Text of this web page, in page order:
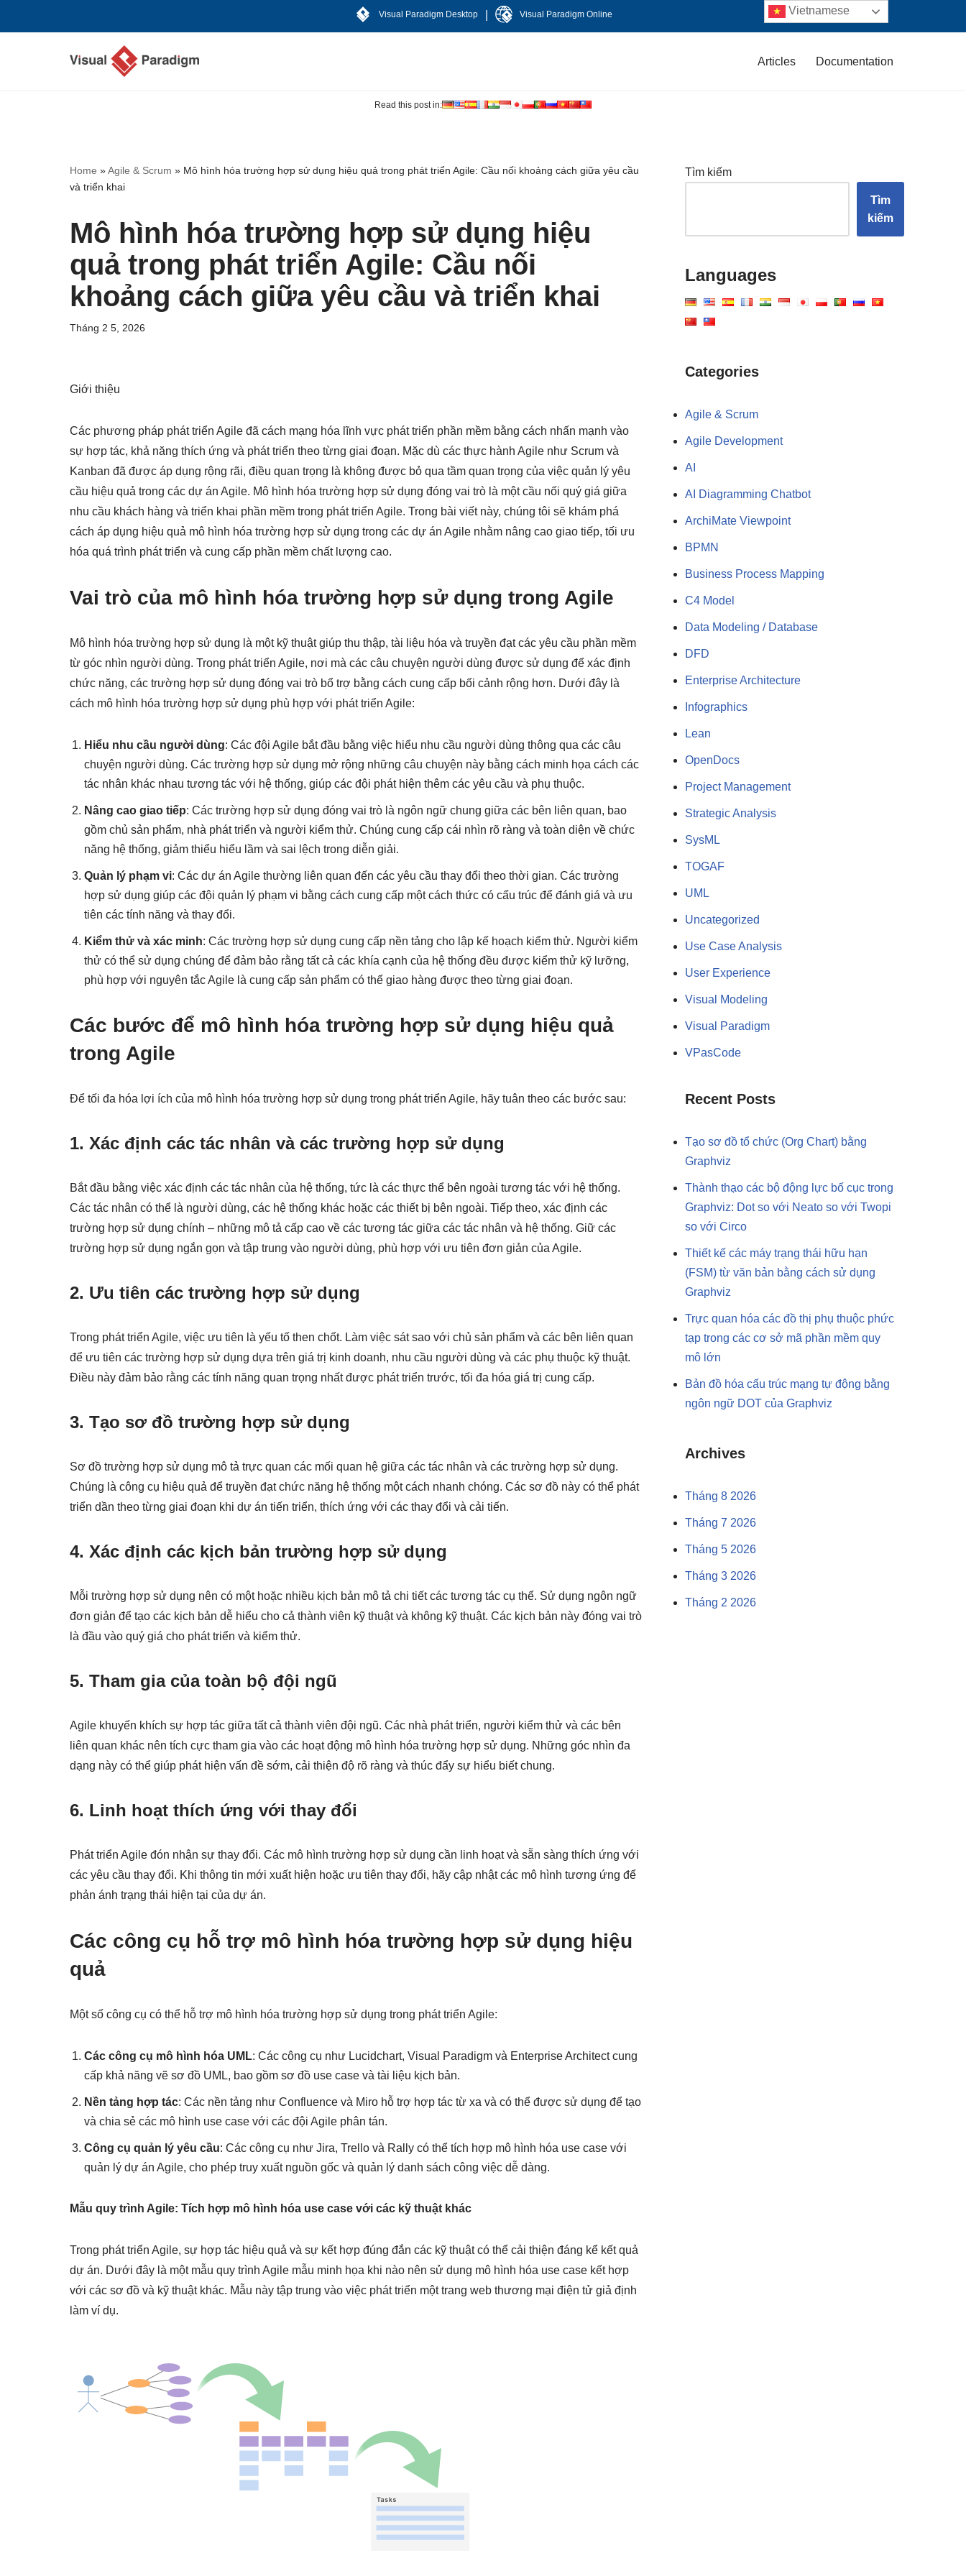
Visual Paradigm Desktop Visual Paradigm Online
Articles Documentation
Read this post in:
Home »Agile & Scrum » Mô hình hóa trường hợp sử dụng hiệu quả trong phát triển Agile: Cầu nối khoảng cách giữa yêu cầu
và triển khai
Mô hình hóa trường hợp sử dụng hiệu
quả trong phát triển Agile: Cầu nối
khoảng cách giữa yêu cầu và triển khai
Tháng 2 5, 2026
Giới thiệu
Các phương pháp phát triển Agile đã cách mạng hóa lĩnh vực phát triển phần mềm bằng cách nhấn mạnh vào
sự hợp tác, khả năng thích ứng và phát triển theo từng giai đoạn. Mặc dù các thực hành Agile như Scrum và
Kanban đã được áp dụng rộng rãi, điều quan trọng là không được bỏ qua tầm quan trọng của việc quản lý yêu
cầu hiệu quả trong các dự án Agile. Mô hình hóa trường hợp sử dụng đóng vai trò là một cầu nối quý giá giữa
nhu cầu khách hàng và triển khai phần mềm trong phát triển Agile. Trong bài viết này, chúng tôi sẽ khám phá
cách áp dụng hiệu quả mô hình hóa trường hợp sử dụng trong các dự án Agile nhằm nâng cao giao tiếp, tối ưu
hóa quá trình phát triển và cung cấp phần mềm chất lượng cao.
Vai trò của mô hình hóa trường hợp sử dụng trong Agile
Mô hình hóa trường hợp sử dụng là một kỹ thuật giúp thu thập, tài liệu hóa và truyền đạt các yêu cầu phần mềm
từ góc nhìn người dùng. Trong phát triển Agile, nơi mà các câu chuyện người dùng được sử dụng để xác định
chức năng, các trường hợp sử dụng đóng vai trò bổ trợ bằng cách cung cấp bối cảnh rộng hơn. Dưới đây là
cách mô hình hóa trường hợp sử dụng phù hợp với phát triển Agile:
Hiểu nhu cầu người dùng: Các đội Agile bắt đầu bằng việc hiểu nhu cầu người dùng thông qua các câu
chuyện người dùng. Các trường hợp sử dụng mở rộng những câu chuyện này bằng cách minh họa cách các
tác nhân khác nhau tương tác với hệ thống, giúp các đội phát hiện thêm các yêu cầu và phụ thuộc.
Nâng cao giao tiếp: Các trường hợp sử dụng đóng vai trò là ngôn ngữ chung giữa các bên liên quan, bao
gồm chủ sản phẩm, nhà phát triển và người kiểm thử. Chúng cung cấp cái nhìn rõ ràng và toàn diện về chức
năng hệ thống, giảm thiểu hiểu lầm và sai lệch trong diễn giải.
Quản lý phạm vi: Các dự án Agile thường liên quan đến các yêu cầu thay đổi theo thời gian. Các trường
hợp sử dụng giúp các đội quản lý phạm vi bằng cách cung cấp một cách thức có cấu trúc để đánh giá và ưu
tiên các tính năng và thay đổi.
Kiểm thử và xác minh: Các trường hợp sử dụng cung cấp nền tảng cho lập kế hoạch kiểm thử. Người kiểm
thử có thể sử dụng chúng để đảm bảo rằng tất cả các khía cạnh của hệ thống đều được kiểm thử kỹ lưỡng,
phù hợp với nguyên tắc Agile là cung cấp sản phẩm có thể giao hàng được theo từng giai đoạn.
Các bước để mô hình hóa trường hợp sử dụng hiệu quả
trong Agile
Để tối đa hóa lợi ích của mô hình hóa trường hợp sử dụng trong phát triển Agile, hãy tuân theo các bước sau:
1. Xác định các tác nhân và các trường hợp sử dụng
Bắt đầu bằng việc xác định các tác nhân của hệ thống, tức là các thực thể bên ngoài tương tác với hệ thống.
Các tác nhân có thể là người dùng, các hệ thống khác hoặc các thiết bị bên ngoài. Tiếp theo, xác định các
trường hợp sử dụng chính – những mô tả cấp cao về các tương tác giữa các tác nhân và hệ thống. Giữ các
trường hợp sử dụng ngắn gọn và tập trung vào người dùng, phù hợp với ưu tiên đơn giản của Agile.
2. Ưu tiên các trường hợp sử dụng
Trong phát triển Agile, việc ưu tiên là yếu tố then chốt. Làm việc sát sao với chủ sản phẩm và các bên liên quan
để ưu tiên các trường hợp sử dụng dựa trên giá trị kinh doanh, nhu cầu người dùng và các phụ thuộc kỹ thuật.
Điều này đảm bảo rằng các tính năng quan trọng nhất được phát triển trước, tối đa hóa giá trị cung cấp.
3. Tạo sơ đồ trường hợp sử dụng
Sơ đồ trường hợp sử dụng mô tả trực quan các mối quan hệ giữa các tác nhân và các trường hợp sử dụng.
Chúng là công cụ hiệu quả để truyền đạt chức năng hệ thống một cách nhanh chóng. Các sơ đồ này có thể phát
triển dần theo từng giai đoạn khi dự án tiến triển, thích ứng với các thay đổi và cải tiến.
4. Xác định các kịch bản trường hợp sử dụng
Mỗi trường hợp sử dụng nên có một hoặc nhiều kịch bản mô tả chi tiết các tương tác cụ thể. Sử dụng ngôn ngữ
đơn giản để tạo các kịch bản dễ hiểu cho cả thành viên kỹ thuật và không kỹ thuật. Các kịch bản này đóng vai trò
là đầu vào quý giá cho phát triển và kiểm thử.
5. Tham gia của toàn bộ đội ngũ
Agile khuyến khích sự hợp tác giữa tất cả thành viên đội ngũ. Các nhà phát triển, người kiểm thử và các bên
liên quan khác nên tích cực tham gia vào các hoạt động mô hình hóa trường hợp sử dụng. Những góc nhìn đa
dạng này có thể giúp phát hiện vấn đề sớm, cải thiện độ rõ ràng và thúc đẩy sự hiểu biết chung.
6. Linh hoạt thích ứng với thay đổi
Phát triển Agile đón nhận sự thay đổi. Các mô hình trường hợp sử dụng cần linh hoạt và sẵn sàng thích ứng với
các yêu cầu thay đổi. Khi thông tin mới xuất hiện hoặc ưu tiên thay đổi, hãy cập nhật các mô hình tương ứng để
phản ánh trạng thái hiện tại của dự án.
Các công cụ hỗ trợ mô hình hóa trường hợp sử dụng hiệu
quả
Một số công cụ có thể hỗ trợ mô hình hóa trường hợp sử dụng trong phát triển Agile:
Các công cụ mô hình hóa UML: Các công cụ như Lucidchart, Visual Paradigm và Enterprise Architect cung
cấp khả năng vẽ sơ đồ UML, bao gồm sơ đồ use case và tài liệu kịch bản.
Nền tảng hợp tác: Các nền tảng như Confluence và Miro hỗ trợ hợp tác từ xa và có thể được sử dụng để tạo
và chia sẻ các mô hình use case với các đội Agile phân tán.
Công cụ quản lý yêu cầu: Các công cụ như Jira, Trello và Rally có thể tích hợp mô hình hóa use case với
quản lý dự án Agile, cho phép truy xuất nguồn gốc và quản lý danh sách công việc dễ dàng.
Mẫu quy trình Agile: Tích hợp mô hình hóa use case với các kỹ thuật khác
Trong phát triển Agile, sự hợp tác hiệu quả và sự kết hợp đúng đắn các kỹ thuật có thể cải thiện đáng kể kết quả
dự án. Dưới đây là một mẫu quy trình Agile mẫu minh họa khi nào nên sử dụng mô hình hóa use case kết hợp
với các sơ đồ và kỹ thuật khác. Mẫu này tập trung vào việc phát triển một trang web thương mại điện tử giả định
làm ví dụ.
Tìm kiếm
Tìm
kiếm
Languages
Categories
Agile & Scrum
Agile Development
AI
AI Diagramming Chatbot
ArchiMate Viewpoint
BPMN
Business Process Mapping
C4 Model
Data Modeling / Database
DFD
Enterprise Architecture
Infographics
Lean
OpenDocs
Project Management
Strategic Analysis
SysML
TOGAF
UML
Uncategorized
Use Case Analysis
User Experience
Visual Modeling
Visual Paradigm
VPasCode
Recent Posts
Tạo sơ đồ tổ chức (Org Chart) bằng
Graphviz
Thành thạo các bộ động lực bố cục trong
Graphviz: Dot so với Neato so với Twopi
so với Circo
Thiết kế các máy trạng thái hữu hạn
(FSM) từ văn bản bằng cách sử dụng
Graphviz
Trực quan hóa các đồ thị phụ thuộc phức
tạp trong các cơ sở mã phần mềm quy
mô lớn
Bản đồ hóa cấu trúc mạng tự động bằng
ngôn ngữ DOT của Graphviz
Archives
Tháng 8 2026
Tháng 7 2026
Tháng 5 2026
Tháng 3 2026
Tháng 2 2026
Vietnamese